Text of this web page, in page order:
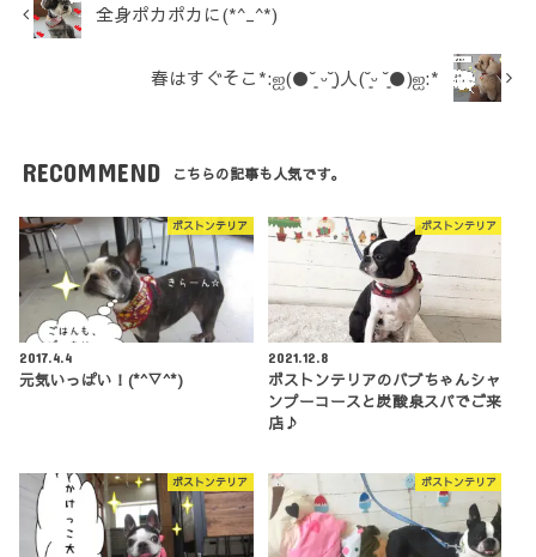
全身ポカポカに(*^_^*)
春はすぐそこ*:ஐ(●˘͈ ᵕ˘͈)人(˘͈ᵕ ˘͈●)ஐ:*
RECOMMEND こちらの記事も人気です。
ボストンテリア
2017.4.4
元気いっぱい！(*^▽^*)
ボストンテリア
2021.12.8
ボストンテリアのバブちゃんシャ
ンプーコースと炭酸泉スパでご来
店♪
ボストンテリア ボストンテリア